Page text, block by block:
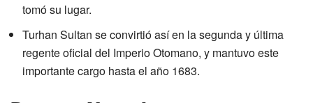
tomó su lugar.
Turhan Sultan se convirtió así en la segunda y última
regente oficial del Imperio Otomano, y mantuvo este
importante cargo hasta el año 1683.